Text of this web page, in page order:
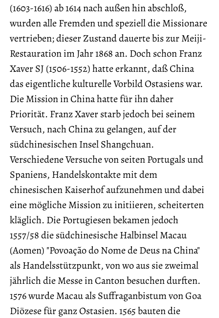
(1603-1616) ab 1614 nach außen hin abschloß,
wurden alle Fremden und speziell die Missionare
vertrieben; dieser Zustand dauerte bis zur Meiji-
Restauration im Jahr 1868 an. Doch schon Franz
Xaver SJ (1506-1552) hatte erkannt, daß China
das eigentliche kulturelle Vorbild Ostasiens war.
Die Mission in China hatte für ihn daher
Priorität. Franz Xaver starb jedoch bei seinem
Versuch, nach China zu gelangen, auf der
südchinesischen Insel Shangchuan.
Verschiedene Versuche von seiten Portugals und
Spaniens, Handelskontakte mit dem
chinesischen Kaiserhof aufzunehmen und dabei
eine mögliche Mission zu initiieren, scheiterten
kläglich. Die Portugiesen bekamen jedoch
1557/58 die südchinesische Halbinsel Macau
(Aomen) "Povoação do Nome de Deus na China"
als Handelsstützpunkt, von wo aus sie zweimal
jährlich die Messe in Canton besuchen durften.
1576 wurde Macau als Suffraganbistum von Goa
Diözese für ganz Ostasien. 1565 bauten die